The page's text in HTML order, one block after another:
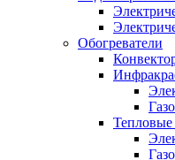
Обогреватели